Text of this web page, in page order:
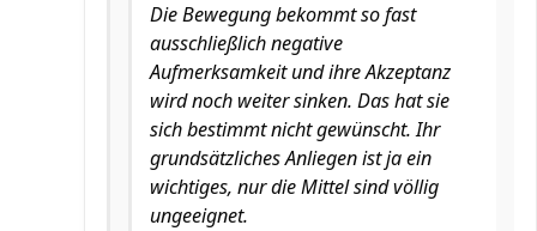
Die Bewegung bekommt so fast
ausschließlich negative
Aufmerksamkeit und ihre Akzeptanz
wird noch weiter sinken. Das hat sie
sich bestimmt nicht gewünscht. Ihr
grundsätzliches Anliegen ist ja ein
wichtiges, nur die Mittel sind völlig
ungeeignet.